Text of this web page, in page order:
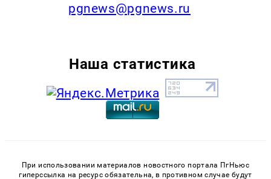
pgnews@pgnews.ru
Наша статистика
При использовании материалов новостного портала ПгНьюс
гиперссылка на ресурс обязательна, в противном случае будут